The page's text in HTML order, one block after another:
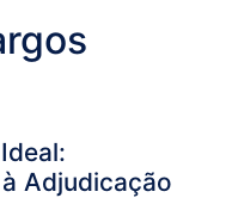
Adjudicação